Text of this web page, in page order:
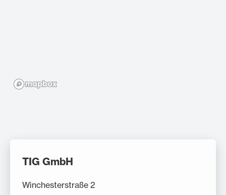
TIG GmbH
Winchesterstraße 2